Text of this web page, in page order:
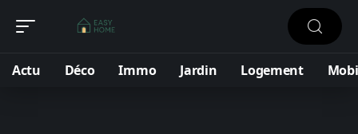
Actu Déco Immo Jardin Logement